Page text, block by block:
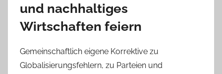
und nachhaltiges
Wirtschaften feiern
Gemeinschaftlich eigene Korrektive zu
Globalisierungsfehlern, zu Parteien und